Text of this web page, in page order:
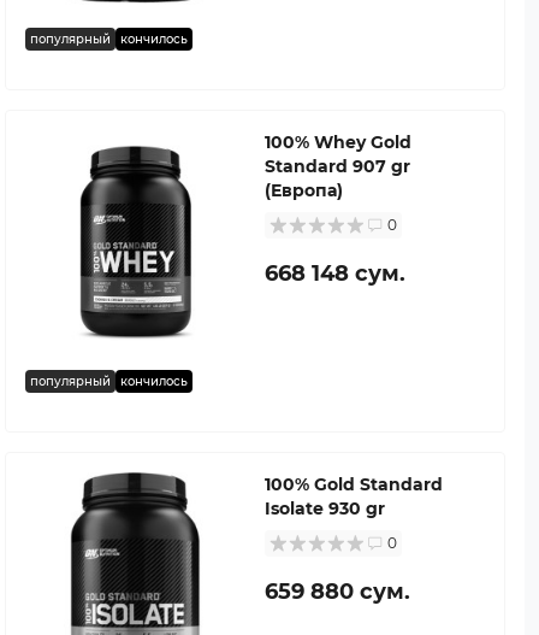
популярный кончилось
популярный кончилось
100% Whey Gold
Standard 907 gr
(Европа)
0
668 148 сум.
100% Gold Standard
Isolate 930 gr
0
659 880 сум.